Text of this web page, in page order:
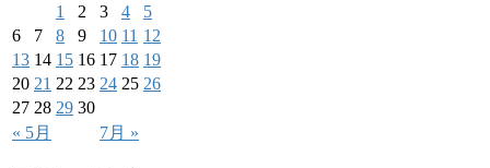
« 5月 7月 »
1 2 3 4
5
6
7 8 9 10 11 12
13 14 15 16 17 18 19
20 21 22 23 24 25 26
27 28 29 30